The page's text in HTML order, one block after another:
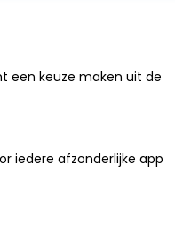
een keuze maken uit de
iedere afzonderlijke app